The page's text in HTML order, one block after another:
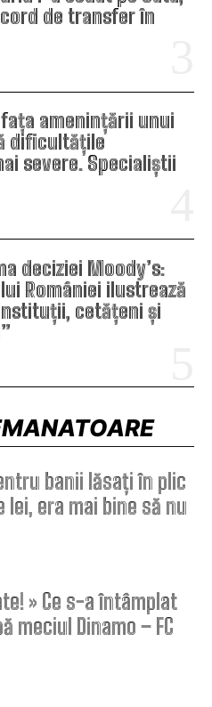
de transfer în
amenințării unui
dificultățile
severe. Specialiștii
deciziei Moody’s:
României ilustrează
cetățeni și
banii lăsați în plic
lei, era mai bine să nu
» Ce s-a întâmplat
meciul Dinamo – FC